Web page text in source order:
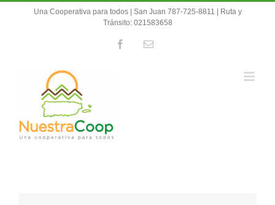
Una Cooperativa para todos | San Juan 787-725-8811 | Ruta y
Tránsito: 021583658
FacebookEmail